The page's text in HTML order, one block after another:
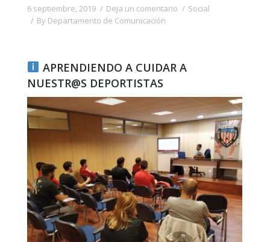
6 septiembre, 2019 Deja un comentario
Social
By Departamento de Comunicación
APRENDIENDO A CUIDAR A
NUESTR@S DEPORTISTAS